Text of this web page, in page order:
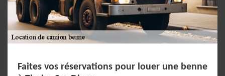
Faites vos réservations pour louer une benne